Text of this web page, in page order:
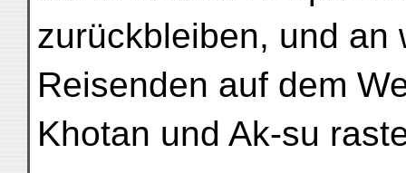
zurückbleiben, und an
Reisenden auf dem
Khotan und Ak-su